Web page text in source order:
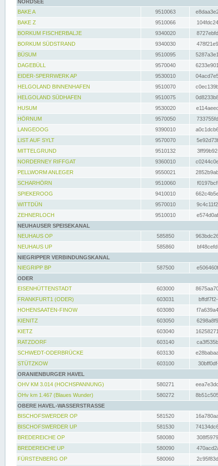
NORDSEE
BAKE A
9510063
BAKE Z
9510066
BORKUM FISCHERBALJE
9340020
BORKUM SÜDSTRAND
9340030
BÜSUM
9510095
DAGEBÜLL
9570040
EIDER-SPERRWERK AP
9530010
HELGOLAND BINNENHAFEN
9510070
HELGOLAND SÜDHAFEN
9510075
HUSUM
9530020
HÖRNUM
9570050
LANGEOOG
9390010
LIST AUF SYLT
9570070
MITTELGRUND
9510132
NORDERNEY RIFFGAT
9360010
PELLWORM ANLEGER
9550021
SCHARHÖRN
9510060
SPIEKEROOG
9410010
WITTDÜN
9570010
ZEHNERLOCH
9510010
NEUHAUSER SPEISEKANAL
NEUHAUS OP
585850
NEUHAUS UP
585860
NIEGRIPPER VERBINDUNGSKANAL
NIEGRIPP BP
587500
ODER
EISENHÜTTENSTADT
603000
FRANKFURT1 (ODER)
603031
HOHENSAATEN-FINOW
603080
KIENITZ
603050
KIETZ
603040
RATZDORF
603140
SCHWEDT-ODERBRÜCKE
603130
STÜTZKOW
603100
ORANIENBURGER HAVEL
OHV KM 3.014 (HOCHSPANNUNG)
580271
OHv km 1.467 (Blaues Wunder)
580272
OBERE HAVEL-WASSERSTRASSE
BISCHOFSWERDER OP
581520
BISCHOFSWERDER UP
581530
BREDEREICHE OP
580080
BREDEREICHE UP
580090
FÜRSTENBERG OP
580060